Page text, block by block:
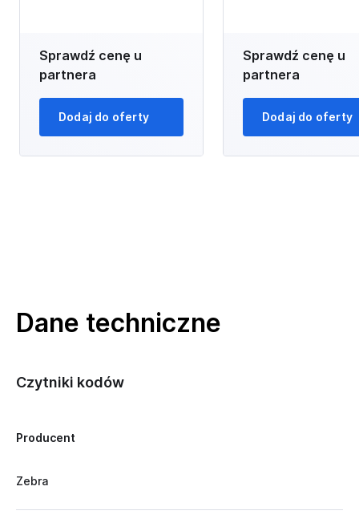
Sprawdź cenę u
partnera
Dodaj do oferty
Sprawdź cenę u
partnera
Dodaj do oferty
Dane techniczne
Czytniki kodów
Producent
Zebra